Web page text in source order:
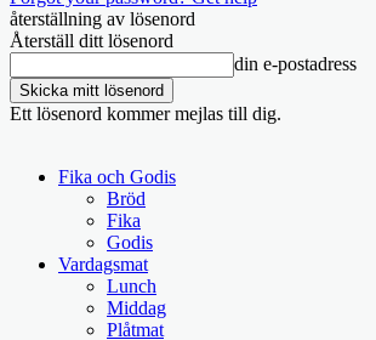
återställning av lösenord
Återställ ditt lösenord
din e-postadress
Ett lösenord kommer mejlas till dig.
Fika och Godis
Bröd
Fika
Godis
Vardagsmat
Lunch
Middag
Plåtmat